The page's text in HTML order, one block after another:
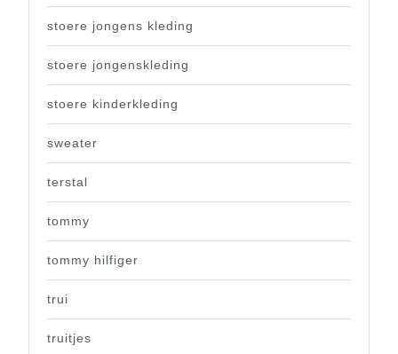
stoere jongens kleding
stoere jongenskleding
stoere kinderkleding
sweater
terstal
tommy
tommy hilfiger
trui
truitjes